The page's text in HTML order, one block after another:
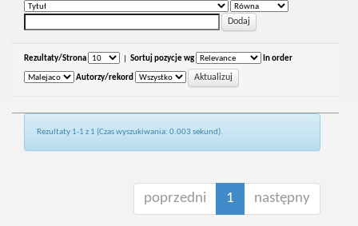
Rezultaty/Strona Sortuj pozycje wg In order
Autorzy/rekord
Rezultaty 1-1 z 1 (Czas wyszukiwania: 0.003 sekund).
poprzedni 1 następny